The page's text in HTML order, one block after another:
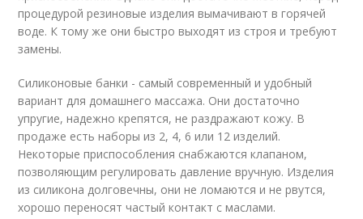
процедурой резиновые изделия вымачивают в горячей
воде. К тому же они быстро выходят из строя и требуют
замены.
Силиконовые банки - самый современный и удобный
вариант для домашнего массажа. Они достаточно
упругие, надежно крепятся, не раздражают кожу. В
продаже есть наборы из 2, 4, 6 или 12 изделий.
Некоторые приспособления снабжаются клапаном,
позволяющим регулировать давление вручную. Изделия
из силикона долговечны, они не ломаются и не рвутся,
хорошо переносят частый контакт с маслами.